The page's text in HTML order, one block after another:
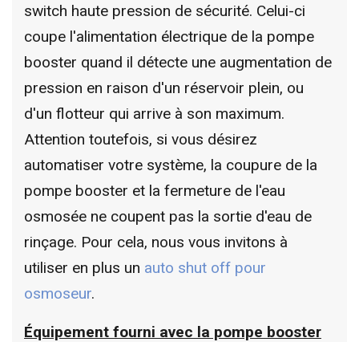
switch haute pression de sécurité. Celui-ci
coupe l'alimentation électrique de la pompe
booster quand il détecte une augmentation de
pression en raison d'un réservoir plein, ou
d'un flotteur qui arrive à son maximum.
Attention toutefois, si vous désirez
automatiser votre système, la coupure de la
pompe booster et la fermeture de l'eau
osmosée ne coupent pas la sortie d'eau de
rinçage. Pour cela, nous vous invitons à
utiliser en plus un auto shut off pour
osmoseur.
Équipement fourni avec la pompe booster